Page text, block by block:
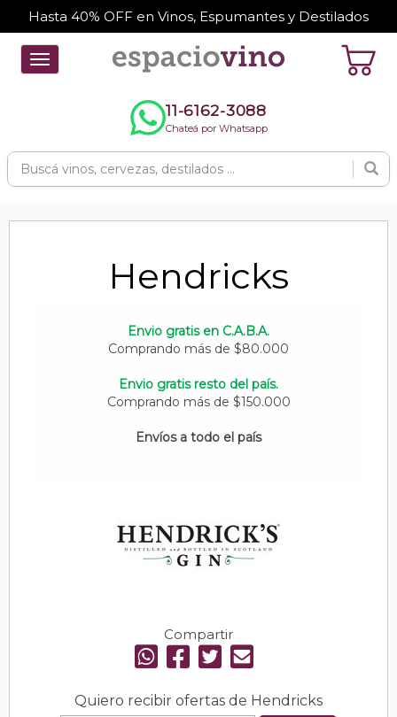
Hasta 40% OFF en Vinos, Espumantes y Destilados
Toggle
navigation
11-6162-3088
Chateá por Whatsapp
Hendricks
Envio gratis en C.A.B.A.
Comprando más de $80.000
Envio gratis resto del país.
Comprando más de $150.000
Envíos a todo el país
Compartir
Quiero recibir ofertas de Hendricks